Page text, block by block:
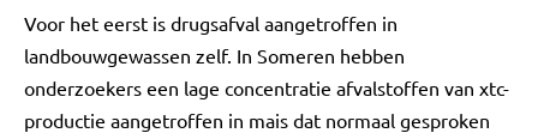
Voor het eerst is drugsafval aangetroffen in
landbouwgewassen zelf. In Someren hebben
onderzoekers een lage concentratie afvalstoffen van xtc-
productie aangetroffen in mais dat normaal gesproken